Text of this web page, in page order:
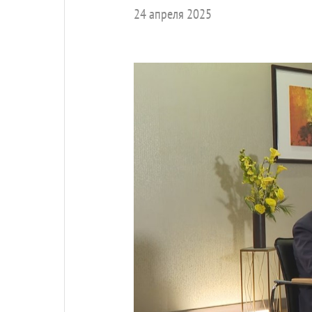
24 апреля 2025